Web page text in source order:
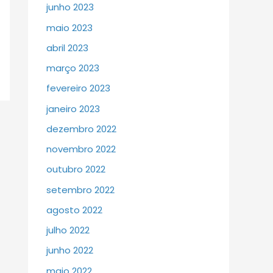
junho 2023
maio 2023
abril 2023
março 2023
fevereiro 2023
janeiro 2023
dezembro 2022
novembro 2022
outubro 2022
setembro 2022
agosto 2022
julho 2022
junho 2022